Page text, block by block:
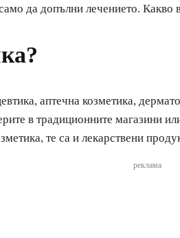
да допълни лечението. Какво
аптечна козметика,
в традиционните магазини
те са и лекарствени
реклама